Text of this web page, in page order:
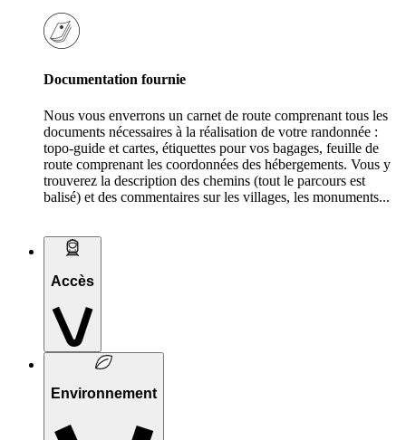
Documentation fournie
Nous vous enverrons un carnet de route comprenant tous les
documents nécessaires à la réalisation de votre randonnée :
topo-guide et cartes, étiquettes pour vos bagages, feuille de
route comprenant les coordonnées des hébergements. Vous y
trouverez la description des chemins (tout le parcours est
balisé) et des commentaires sur les villages, les monuments...
Accès
Environnement